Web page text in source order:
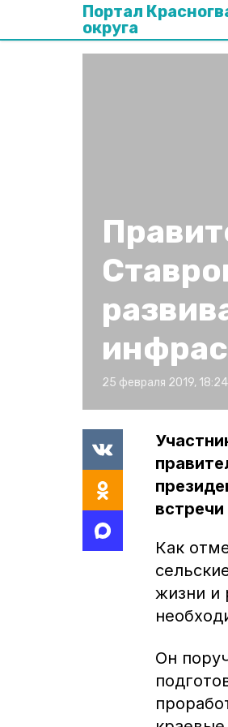
Портал
округа
25 февраля 2019, 18:24
Как
жизни и
Он